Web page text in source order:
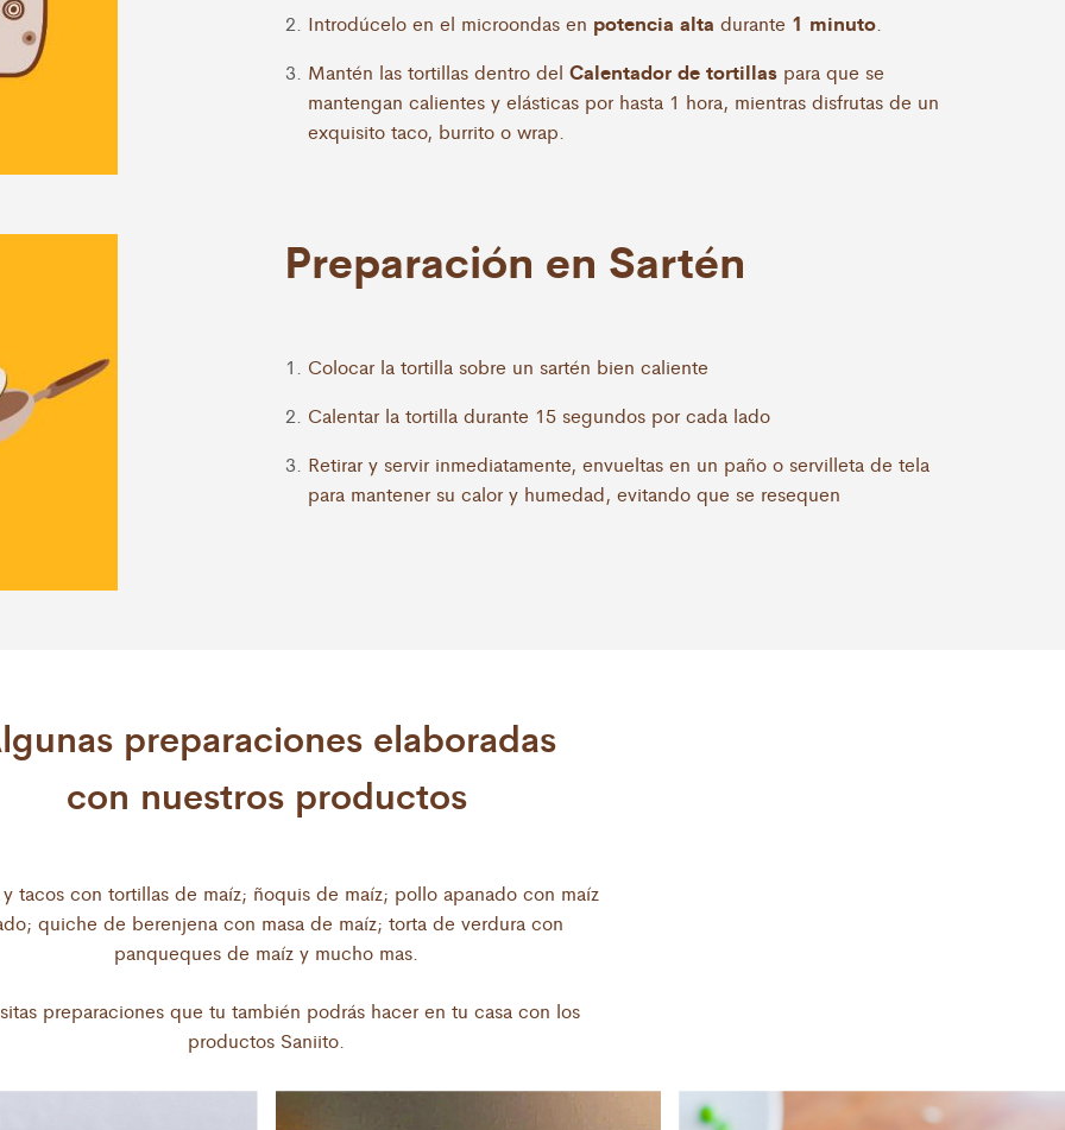
Introdúcelo en el microondas en potencia alta durante 1 minuto.
Mantén las tortillas dentro del Calentador de tortillas para que se
mantengan calientes y elásticas por hasta 1 hora, mientras disfrutas de un
exquisito taco, burrito o wrap.
Preparación en Sartén
Colocar la tortilla sobre un sartén bien caliente
Calentar la tortilla durante 15 segundos por cada lado
Retirar y servir inmediatamente, envueltas en un paño o servilleta de tela
para mantener su calor y humedad, evitando que se resequen
preparaciones elaboradas
con nuestros productos
y tacos con tortillas de maíz; ñoquis de maíz; pollo apanado con maíz
quiche de berenjena con masa de maíz; torta de verdura con
panqueques de maíz y mucho mas.
preparaciones que tu también podrás hacer en tu casa con los
productos Saniito.
y clásica receta
y clásica receta con
a tus preparaciones con
tortillas, ricas en calcio,
hierro y fibra.
Torta de verduras
Una innovadora y creativa receta
maíz. Usando nuestro maíz rallado o
en su defecto las tortillas.